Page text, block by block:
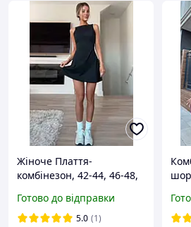
Жіноче Плаття-
комбінезон, 42-44, 46-48,
мікродайвінг.
Готово до відправки
5.0 (1)
на